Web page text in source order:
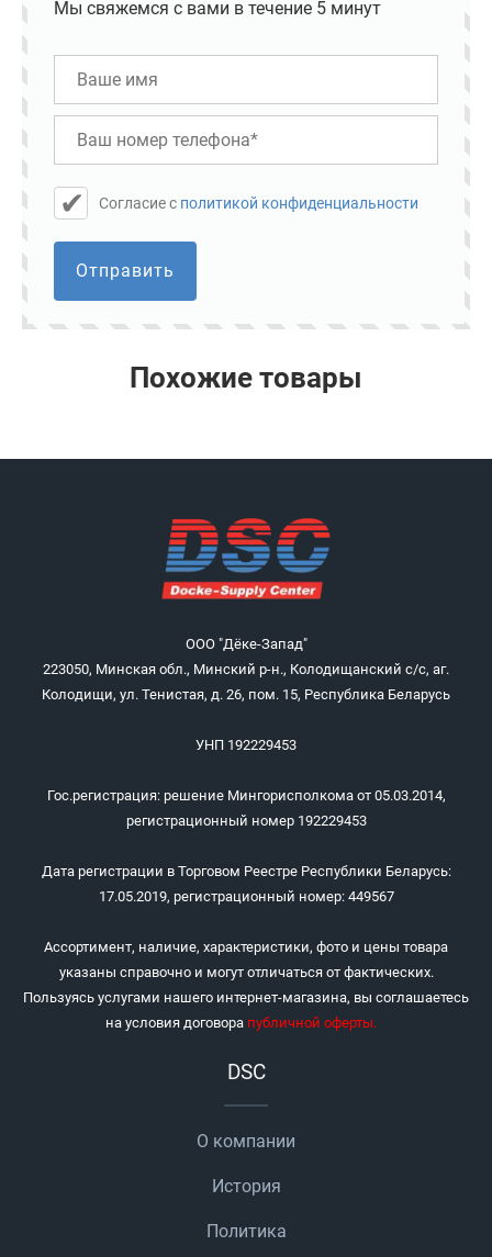
Мы свяжемся с вами в течение 5 минут
Cогласие с политикой конфиденциальности
Отправить
Похожие товары
ООО "Дёке-Запад"
223050, Минская обл., Минский р-н., Колодищанский с/с, аг.
Колодищи, ул. Тенистая, д. 26, пом. 15, Республика Беларусь
УНП 192229453
Гос.регистрация: решение Мингорисполкома от 05.03.2014,
регистрационный номер 192229453
Дата регистрации в Торговом Реестре Республики Беларусь:
17.05.2019, регистрационный номер: 449567
Ассортимент, наличие, характеристики, фото и цены товара
указаны справочно и могут отличаться от фактических.
Пользуясь услугами нашего интернет-магазина, вы соглашаетесь
на условия договора публичной оферты.
DSC
О компании
История
Политика